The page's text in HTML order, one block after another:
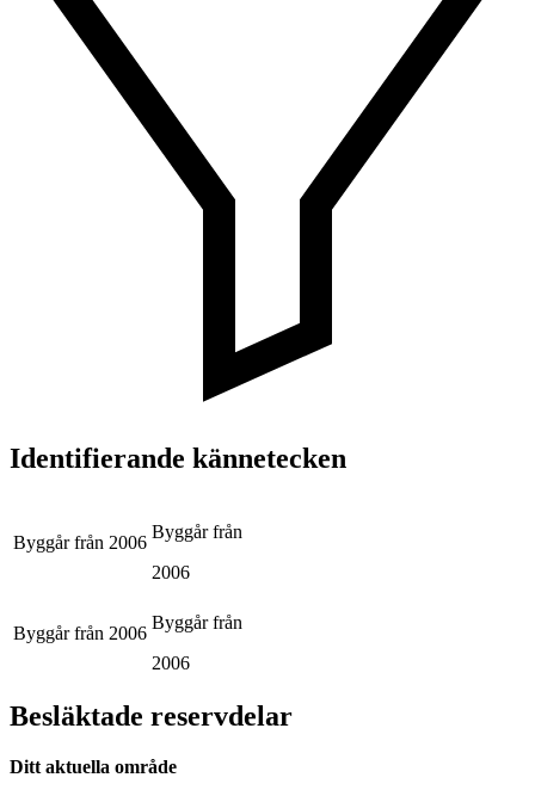
Identifierande kännetecken
Byggår från 2006
Byggår från
2006
Byggår från 2006
Byggår från
2006
Besläktade reservdelar
Ditt aktuella område